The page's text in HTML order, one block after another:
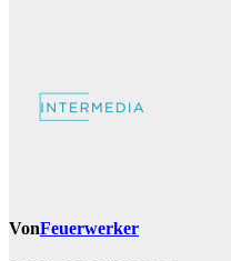
VonFeuerwerker